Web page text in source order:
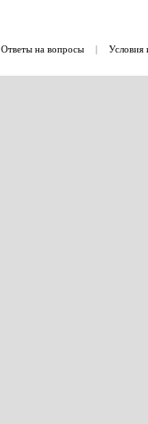
Ответы на вопросы | Условия